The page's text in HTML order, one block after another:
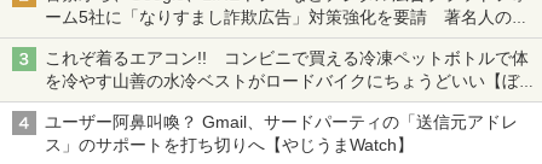
ーム5社に「なりすまし詐欺広告」対策強化を要請 著名人の写
真や映像を使った投資詐欺などへの対策として
これぞ着るエアコン!! コンビニで買える冷凍ペットボトルで体
を冷やす山善の水冷ベストがロードバイクにちょうどいい【ぼっ
ち・ざ・ろーど！その14】【空いた時間でなにしてる？】
ユーザー阿鼻叫喚？ Gmail、サードパーティの「送信元アドレ
ス」のサポートを打ち切りへ【やじうまWatch】